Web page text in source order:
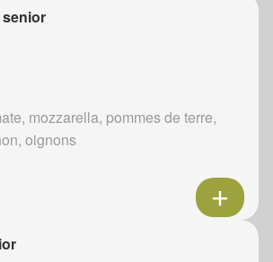
senior
mozzarella, pommes de terre,
oignons